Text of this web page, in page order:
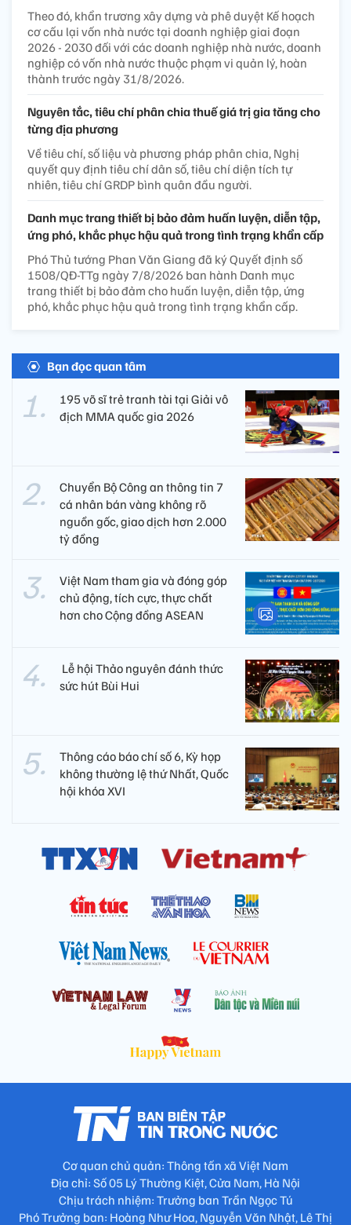
Theo đó, khẩn trương xây dựng và phê duyệt Kế hoạch
cơ cấu lại vốn nhà nước tại doanh nghiệp giai đoạn
2026 - 2030 đối với các doanh nghiệp nhà nước, doanh
nghiệp có vốn nhà nước thuộc phạm vi quản lý, hoàn
thành trước ngày 31/8/2026.
Nguyên tắc, tiêu chí phân chia thuế giá trị gia tăng cho
từng địa phương
Về tiêu chí, số liệu và phương pháp phân chia, Nghị
quyết quy định tiêu chí dân số, tiêu chí diện tích tự
nhiên, tiêu chí GRDP bình quân đầu người.
Danh mục trang thiết bị bảo đảm huấn luyện, diễn tập,
ứng phó, khắc phục hậu quả trong tình trạng khẩn cấp
Phó Thủ tướng Phan Văn Giang đã ký Quyết định số
1508/QĐ-TTg ngày 7/8/2026 ban hành Danh mục
trang thiết bị bảo đảm cho huấn luyện, diễn tập, ứng
phó, khắc phục hậu quả trong tình trạng khẩn cấp.
Bạn đọc quan tâm
195 võ sĩ trẻ tranh tài tại Giải vô
địch MMA quốc gia 2026
Chuyển Bộ Công an thông tin 7
cá nhân bán vàng không rõ
nguồn gốc, giao dịch hơn 2.000
tỷ đồng
Việt Nam tham gia và đóng góp
chủ động, tích cực, thực chất
hơn cho Cộng đồng ASEAN
​ Lễ hội Thảo nguyên đánh thức
sức hút Bùi Hui
Thông cáo báo chí số 6, Kỳ họp
không thường lệ thứ Nhất, Quốc
hội khóa XVI
Cơ quan chủ quản: Thông tấn xã Việt Nam
Địa chỉ: Số 05 Lý Thường Kiệt, Cửa Nam, Hà Nội
Chịu trách nhiệm: Trưởng ban Trần Ngọc Tú
Phó Trưởng ban: Hoàng Như Hoa, Nguyễn Văn Nhật, Lê Thị